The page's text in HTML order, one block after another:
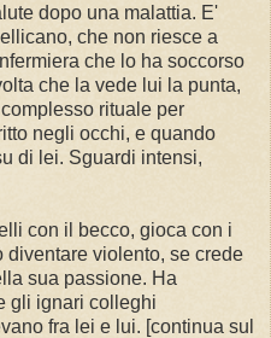
dopo una malattia. E'
che non riesce a
che lo ha soccorso
che la vede lui la punta,
rituale per
negli occhi, e quando
di lei. Sguardi intensi,
con il becco, gioca con i
diventare violento, se crede
sua passione. Ha
gli ignari colleghi
fra lei e lui. [continua sul